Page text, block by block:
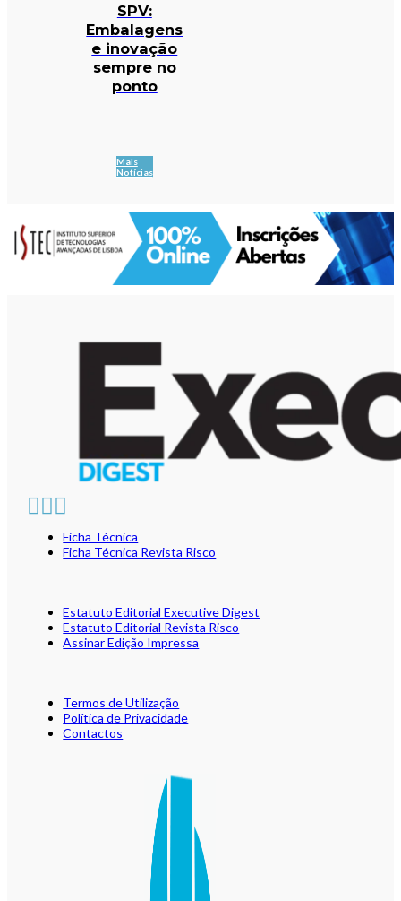
SPV:
Embalagens
e inovação
sempre no
ponto
Mais
Notícias
Ficha Técnica
Ficha Técnica Revista Risco
Estatuto Editorial Executive Digest
Estatuto Editorial Revista Risco
Assinar Edição Impressa
Termos de Utilização
Política de Privacidade
Contactos